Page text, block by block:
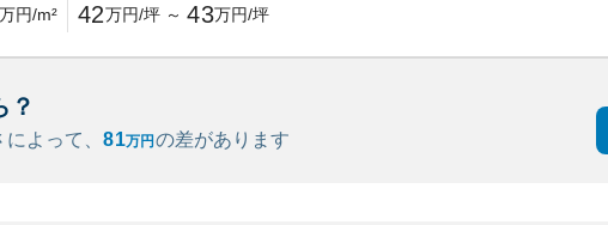
万円/m² 42万円/坪 ～ 43万円/坪
？
によって、81万円 の差があります